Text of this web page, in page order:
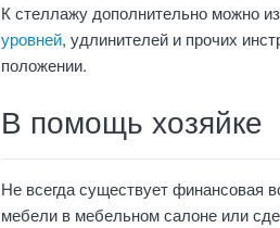
К стеллажу дополнительно можно
уровней, удлинителей и прочих
положении.
В помощь хозяйке
Не всегда существует финансовая
мебели в мебельном салоне или